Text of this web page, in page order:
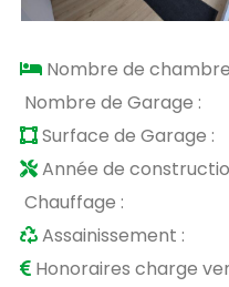
Nombre de
Nombre de Garage :
Surface de Garage :
Année de
Chauffage :
Assainissement :
Honoraires charge